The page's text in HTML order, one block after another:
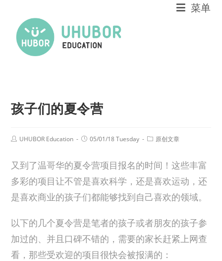
菜单
孩子们的夏令营
UHUBOR Education 05/01/18 Tuesday 原创文章
又到了温哥华的夏令营项目报名的时间！这些丰富
多彩的项目让不管是喜欢科学，还是喜欢运动，还
是喜欢商业的孩子们都能够找到自己喜欢的领域。
以下的几个夏令营是笔者的孩子或者朋友的孩子参
加过的、并且口碑不错的，需要的家长赶紧上网查
看，那些受欢迎的项目很快会被报满的：